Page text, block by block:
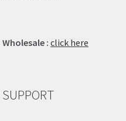
Wholesale : click here
SUPPORT